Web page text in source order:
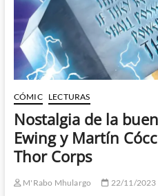
CÓMIC LECTURAS
Nostalgia de la
Ewing y Martín
Thor Corps
M'Rabo Mhulargo 22/11/2023